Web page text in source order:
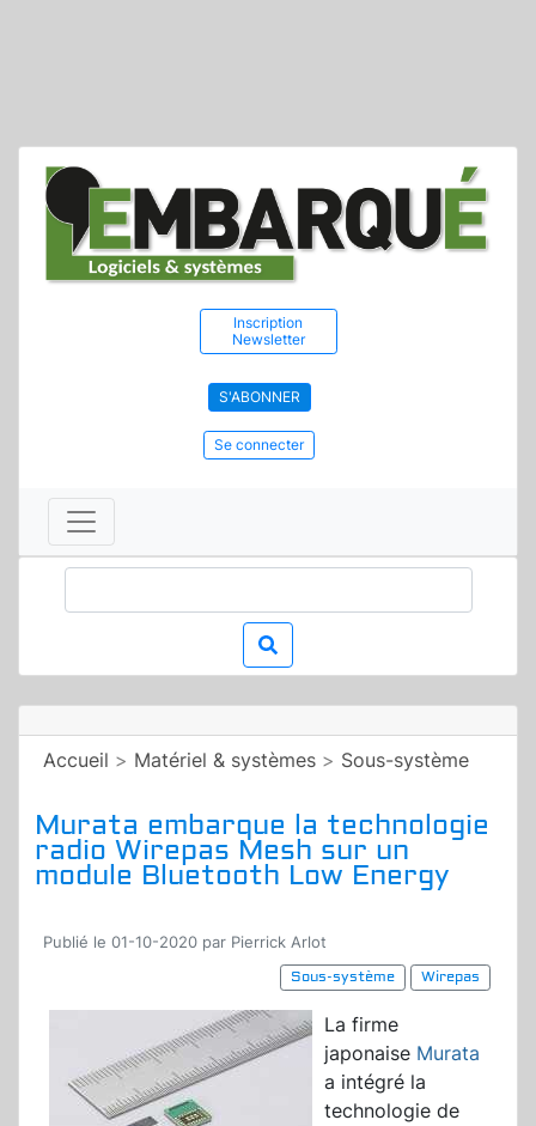
Inscription
Newsletter
S'ABONNER
Se connecter
Accueil > Matériel & systèmes > Sous-système
Murata embarque la technologie
radio Wirepas Mesh sur un
module Bluetooth Low Energy
Publié le 01-10-2020 par Pierrick Arlot
Sous-système
Wirepas
La firme
japonaise Murata
a intégré la
technologie de